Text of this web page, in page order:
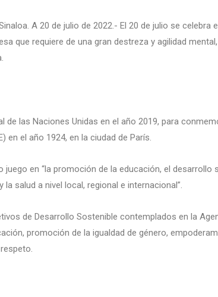
A 20 de julio de 2022.- El 20 de julio se celebra
que requiere de una gran destreza y agilidad mental,
las Naciones Unidas en el año 2019, para
en el año 1924, en la ciudad de París.
en “la promoción de la educación, el desarrollo
salud a nivel local, regional e internacional”.
de Desarrollo Sostenible contemplados en la
promoción de la igualdad de género,